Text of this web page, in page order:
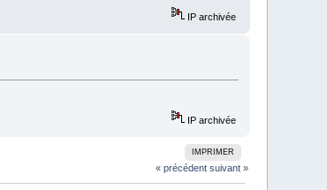
IP archivée
IP archivée
IMPRIMER
« précédent suivant »